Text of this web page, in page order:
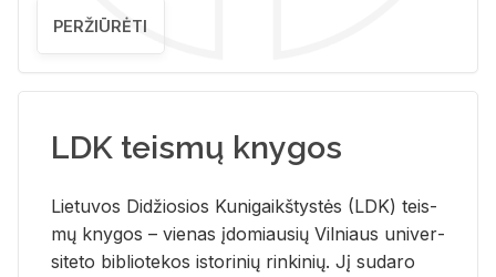
PERŽIŪRĖTI
LDK teismų knygos
Lie­tu­vos Di­džio­sios Ku­ni­gaikš­tys­tės (LDK) teis­
mų kny­gos – vie­nas įdo­miau­sių Vil­niaus uni­ver­
si­te­to bi­b­lio­te­kos is­to­ri­nių rin­ki­nių. Jį su­da­ro